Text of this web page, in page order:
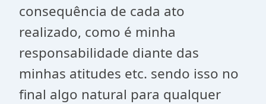
consequência de cada ato
realizado, como é minha
responsabilidade diante das
minhas atitudes etc. sendo isso no
final algo natural para qualquer